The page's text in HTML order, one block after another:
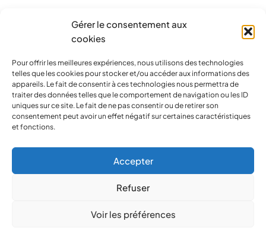
Gérer le consentement aux
cookies
Pour offrir les meilleures expériences, nous utilisons des technologies
telles que les cookies pour stocker et/ou accéder aux informations des
appareils. Le fait de consentir à ces technologies nous permettra de
traiter des données telles que le comportement de navigation ou les ID
uniques sur ce site. Le fait de ne pas consentir ou de retirer son
consentement peut avoir un effet négatif sur certaines caractéristiques
et fonctions.
Accepter
Refuser
Voir les préférences
Copyright 2024 © Pirlove. Tous droits réservés